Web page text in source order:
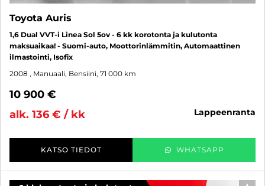
Toyota Auris
1,6 Dual VVT-i Linea Sol 5ov - 6 kk korotonta ja kulutonta
maksuaikaa! - Suomi-auto, Moottorinlämmitin, Automaattinen
ilmastointi, Isofix
2008 , Manuaali, Bensiini, 71 000 km
10 900 €
alk. 136 € / kk
lappeenranta
KATSO TIEDOT WHATSAPP